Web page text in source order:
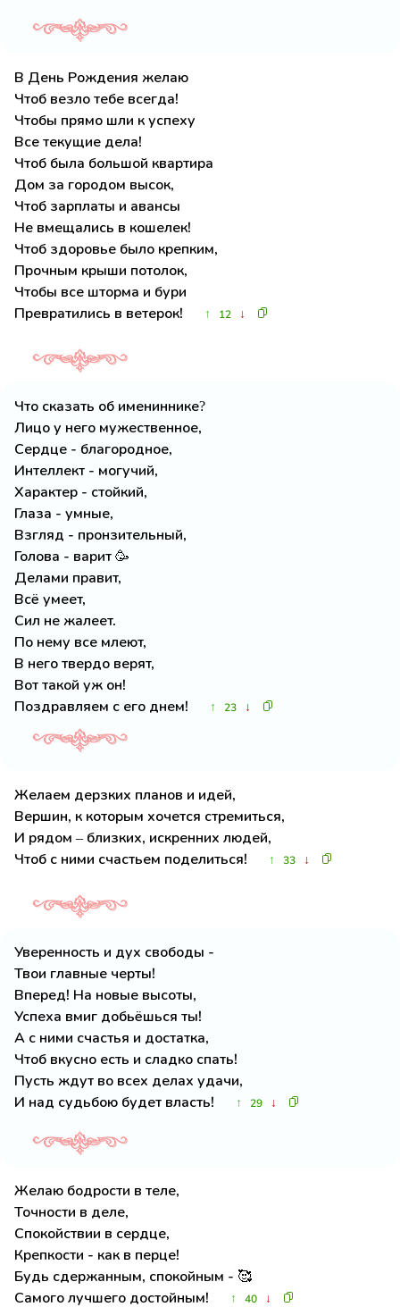
В День Рождения желаю
Чтоб везло тебе всегда!
Чтобы прямо шли к успеху
Все текущие дела!
Чтоб была большой квартира
Дом за городом высок,
Чтоб зарплаты и авансы
Не вмещались в кошелек!
Чтоб здоровье было крепким,
Прочным крыши потолок,
Чтобы все шторма и бури
Превратились в ветерок!
↑ 12 ↓
Что сказать об имениннике?
Лицо у него мужественное,
Сердце - благородное,
Интеллект - могучий,
Характер - стойкий,
Глаза - умные,
Взгляд - пронзительный,
Голова - варит 🥳
Делами правит,
Всё умеет,
Сил не жалеет.
По нему все млеют,
В него твердо верят,
Вот такой уж он!
Поздравляем с его днем!
↑ 23 ↓
Желаем дерзких планов и идей,
Вершин, к которым хочется стремиться,
И рядом – близких, искренних людей,
Чтоб с ними счастьем поделиться!
↑ 33 ↓
Уверенность и дух свободы -
Твои главные черты!
Вперед! На новые высоты,
Успеха вмиг добьёшься ты!
А с ними счастья и достатка,
Чтоб вкусно есть и сладко спать!
Пусть ждут во всех делах удачи,
И над судьбою будет власть!
↑ 29 ↓
Желаю бодрости в теле,
Точности в деле,
Спокойствии в сердце,
Крепкости - как в перце!
Будь сдержанным, спокойным - 🥰
Самого лучшего достойным!
↑ 40 ↓